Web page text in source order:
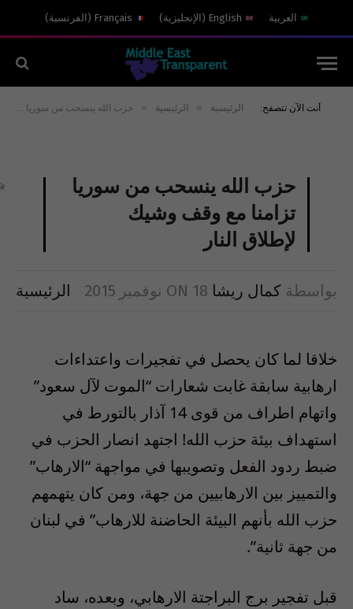
العربية English
( الإنجليزية)
Français
( الفرنسية)
أنت الآن تتصفح: الرئيسية » الرئيسية » حزب الله ينسحب من سوريا تزامنا مع وقف وشيك لإطلاق النار
حزب الله ينسحب من سوريا
تزامنا مع وقف وشيك
لإطلاق النار
بواسطة كمال ريشا ON 18 نوفمبر 2015 الرئيسية
خلاقا لما كان يحصل في تفجيرات واعتداءات
ارهابية سابقة غابت شعارات “الموت لآل سعود”
واتهام اطراف من قوى 14 آذار بالتورط في
استهداف بيئة حزب الله! اجتهد انصار الحزب في
ضبط ردود الفعل وتصويبها في مواجهة “الارهاب”
والتمييز بين الارهابيين من جهة، ومن كان يتهمهم
حزب الله بأنهم البيئة الحاضنة للارهاب” في لبنان
من جهة ثانية”.
قبل تفجير برج البراجتة الارهابي، وبعده، ساد